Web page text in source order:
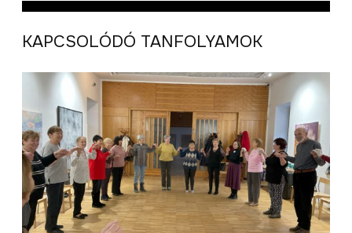
KAPCSOLÓDÓ TANFOLYAMOK